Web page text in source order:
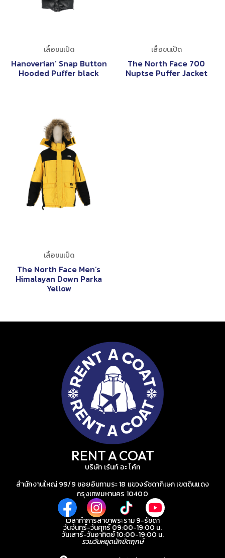
เสื้อขนเป็ด
Hanoverian’ Snap Button
Hooded Puffer black
เสื้อขนเป็ด
The North Face 700
Nuptse Puffer Jacket
เสื้อขนเป็ด
The North Face Men’s
Himalayan Down Parka
Yellow
RENT A COAT
บริษัท เร้นท์ อะ โค้ท
สำนักงานใหญ่ 99/9 ซอยอินทามระ 18 แขวงรัชดาภิเษก เขตดินแดง
กรุงเทพมหานคร 10400
เวลาทำการสาขาพระราม 9-รัชดา
วันจันทร์-วันศุกร์ 09:00-19:00 น.
วันเสาร์-วันอาทิตย์ 10:00-19:00 น.
รวมวันหยุดนักขัตฤกษ์